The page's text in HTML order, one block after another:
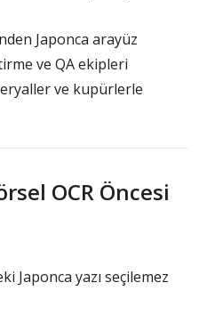
Japonca arayüz
ve QA ekipleri
ve kupürlerle
OCR Öncesi
Japonca yazı seçilemez